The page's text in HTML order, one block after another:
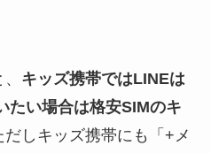
キッズ携帯ではLINEは
たい場合は格安SIMのキ
だしキッズ携帯にも「+メ